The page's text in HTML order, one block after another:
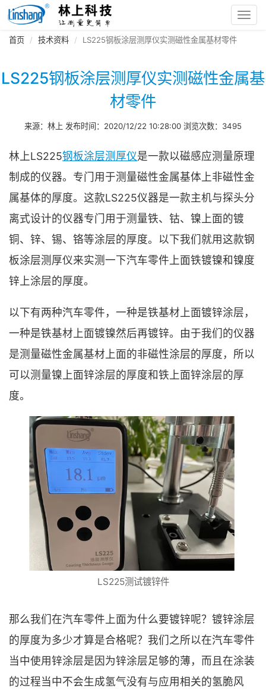
首页 技术资料 LS225钢板涂层测厚仪实测磁性金属基材零件
LS225钢板涂层测厚仪实测磁性金属基
材零件
来源：林上 发布时间：2020/12/22 10:28:00 浏览次数：3495
林上LS225钢板涂层测厚仪是一款以磁感应测量原理
制成的仪器。专门用于测量磁性金属基体上非磁性金
属基体的厚度。这款LS225仪器是一款主机与探头分
离式设计的仪器专门用于测量铁、钴、镍上面的镀
铜、锌、锡、铬等涂层的厚度。以下我们就用这款钢
板涂层测厚仪来实测一下汽车零件上面铁镀镍和镍度
锌上涂层的厚度。
以下有两种汽车零件，一种是铁基材上面镀锌涂层，
一种是铁基材上面镀镍然后再镀锌。由于我们的仪器
是测量磁性金属基材上面的非磁性涂层的厚度，所以
可以测量镍上面锌涂层的厚度和铁上面锌涂层的厚
度。
LS225测试镀锌件
那么我们在汽车零件上面为什么要镀锌呢？镀锌涂层
的厚度为多少才算是合格呢？我们之所以在汽车零件
当中使用锌涂层是因为锌涂层足够的薄，而且在涂装
的过程当中不会生成氢气没有与应用相关的氢脆风